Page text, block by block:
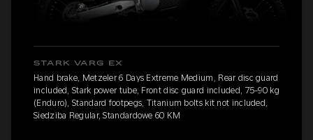
STARK VARG EX
Hand brake, Metzeler 6 Days Extreme Medium, Rear disc guard
included, Stark power tube, Front disc guard included, 75-90 kg
(Enduro), Standard footpegs, Titanium bolts kit not included,
Siedziba Regular, Standardowe 60 KM